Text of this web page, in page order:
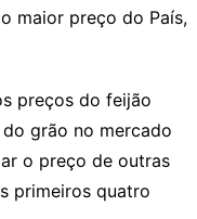
maior preço do País,
preços do feijão
grão no mercado
o preço de outras
primeiros quatro